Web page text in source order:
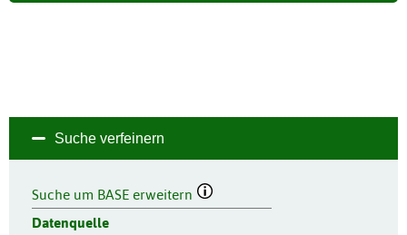
Suche verfeinern
Suche um BASE erweitern
Datenquelle